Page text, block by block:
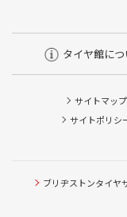
タイヤ館につ
サイトマップ
サイトポリシ
ブリヂストンタイヤ
タイヤ点検・安
ピット作業の予